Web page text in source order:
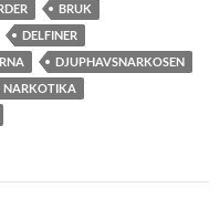
BRUK
DELFINER
DJUPHAVSNARKOSEN
NARKOTIKA